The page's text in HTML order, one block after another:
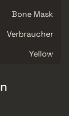
Bone Mask
Verbraucher
Yellow